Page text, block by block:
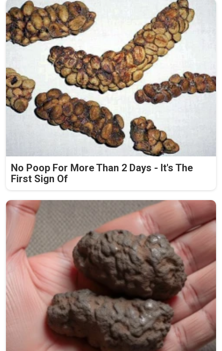
No Poop For More Than 2 Days - It's The
First Sign Of